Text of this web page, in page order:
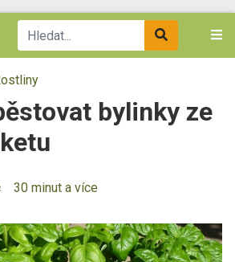
bylinky ze
30 minut a více